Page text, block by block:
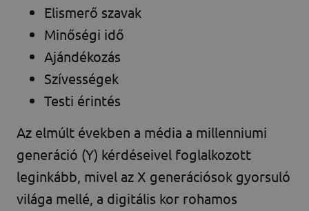
Elismerő szavak
Minőségi idő
Ajándékozás
Szívességek
Testi érintés
Az elmúlt években a média a millenniumi
generáció (Y) kérdéseivel foglalkozott
leginkább, mivel az X generációsok gyorsuló
világa mellé, a digitális kor rohamos